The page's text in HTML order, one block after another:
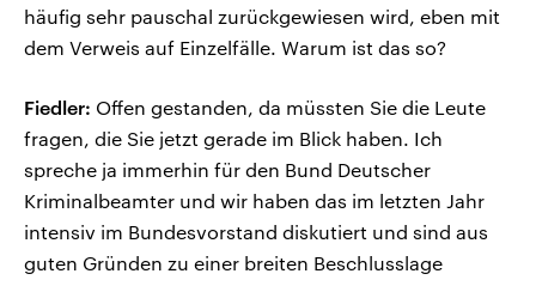
häufig sehr pauschal zurückgewiesen wird, eben mit
dem Verweis auf Einzelfälle. Warum ist das so?
Fiedler: Offen gestanden, da müssten Sie die Leute
fragen, die Sie jetzt gerade im Blick haben. Ich
spreche ja immerhin für den Bund Deutscher
Kriminalbeamter und wir haben das im letzten Jahr
intensiv im Bundesvorstand diskutiert und sind aus
guten Gründen zu einer breiten Beschlusslage